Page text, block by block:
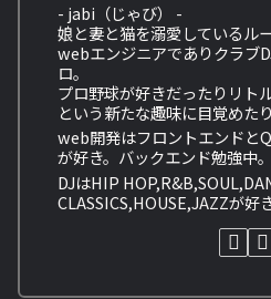
- jabi（じゃび） -
娘と妻と猫を溺愛しているル
webエンジニアでありクラブ
ロ。
プロ野球が好きだったりリト
という新たな趣味に目覚めたり
web開発はフロントエンド
が好き。バックエンド勉強中。
DJはHIP
CLASSICS,HOUSE,JAZZが好き